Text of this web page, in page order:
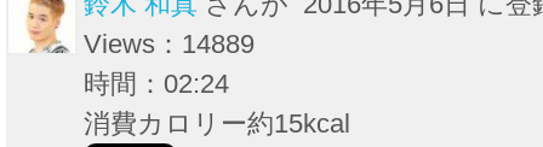
Views：14889
時間：02:24
消費カロリー約15kcal